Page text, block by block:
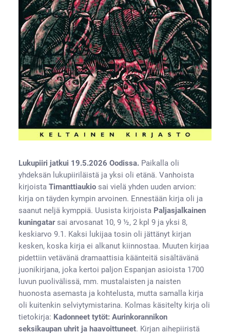
Lukupiiri jatkui 19.5.2026 Oodissa. Paikalla oli
yhdeksän lukupiiriläistä ja yksi oli etänä. Vanhoista
kirjoista Timanttiaukio sai vielä yhden uuden arvion:
kirja on täyden kympin arvoinen. Ennestään kirja oli ja
saanut neljä kymppiä. Uusista kirjoista Paljasjalkainen
kuningatarsai arvosanat 10, 9 ½, 2 kpl 9 ja yksi 8,
keskiarvo 9.1. Kaksi lukijaa tosin oli jättänyt kirjan
kesken, koska kirja ei alkanut kiinnostaa. Muuten kirjaa
pidettiin vetävänä dramaattisia käänteitä sisältävänä
juonikirjana, joka kertoi paljon Espanjan asioista 1700
luvun puolivälissä, mm. mustalaisten ja naisten
huonosta asemasta ja kohtelusta, mutta samalla kirja
oli kuitenkin selviytymistarina. Kolmas käsitelty kirja oli
tietokirja: Kadonneet tytöt: Aurinkorannikon
seksikaupan uhrit ja haavoittuneet. Kirjan aihepiiristä